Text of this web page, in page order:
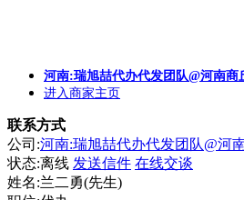
河南:瑞旭喆代办代发团队@河南商
进入商家主页
联系方式
公司:河南:瑞旭喆代办代发团队@河
状态:离线 发送信件 在线交谈
姓名:兰二勇(先生)